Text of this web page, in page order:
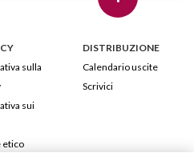
sulla
sui
etico
DISTRIBUZIONE
Calendario uscite
Scrivici